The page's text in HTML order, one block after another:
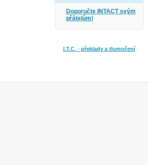
Doporučte INTACT svým
přátelům!
I.T.C. - překlady a tlumočení